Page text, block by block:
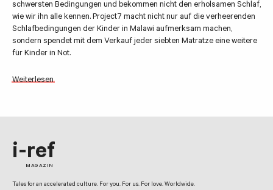
schwersten Bedingungen und bekommen nicht den erholsamen Schlaf,
wie wir ihn alle kennen. Project7 macht nicht nur auf die verheerenden
Schlafbedingungen der Kinder in Malawi aufmerksam machen,
sondern spendet mit dem Verkauf jeder siebten Matratze eine weitere
für Kinder in Not.
Weiterlesen
i-ref
MAGAZIN
Tales for an accelerated culture. For you. For us. For love. Worldwide.